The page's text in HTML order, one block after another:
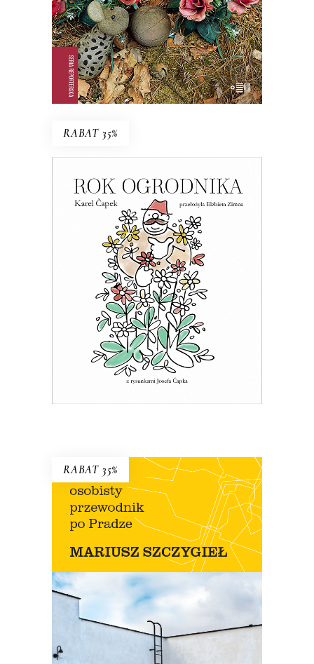
E-BOOK DO KOSZYKA
RABAT 35%
ROK OGRODNIKA
Esej o ogrodnictwie – z czeskim
przymrużeniem oka
61.00zł 39.65zł
KSIĄŻKA DO KOSZYKA
RABAT 35%
OSOBISTY PRZEWODNIK PO
PRADZE
Nowe wydanie przewodnika Szczygła!
Premiera 12 lipca
69.90zł 45.44zł